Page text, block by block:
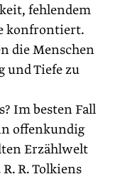
fehlendem
konfrontiert.
die Menschen
und Tiefe zu
Im besten Fall
offenkundig
Erzählwelt
R. Tolkiens